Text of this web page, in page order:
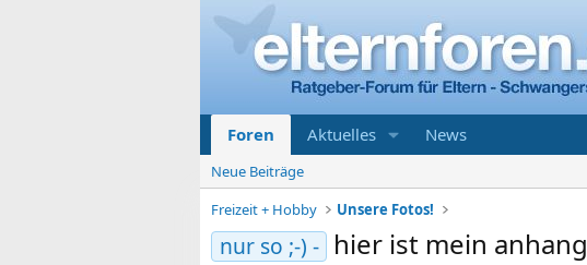
Foren Aktuelles News
Neue Beiträge
Freizeit + Hobby
Unsere Fotos!
nur so ;-) - hier ist mein anhang